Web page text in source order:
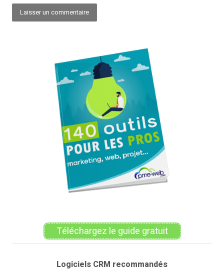
Téléchargez le guide gratuit
Logiciels CRM recommandés